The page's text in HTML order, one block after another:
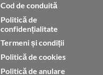
Cod de conduită
Politică de
confidențialitate
Termeni și condiții
Politică de cookies
Politică de anulare